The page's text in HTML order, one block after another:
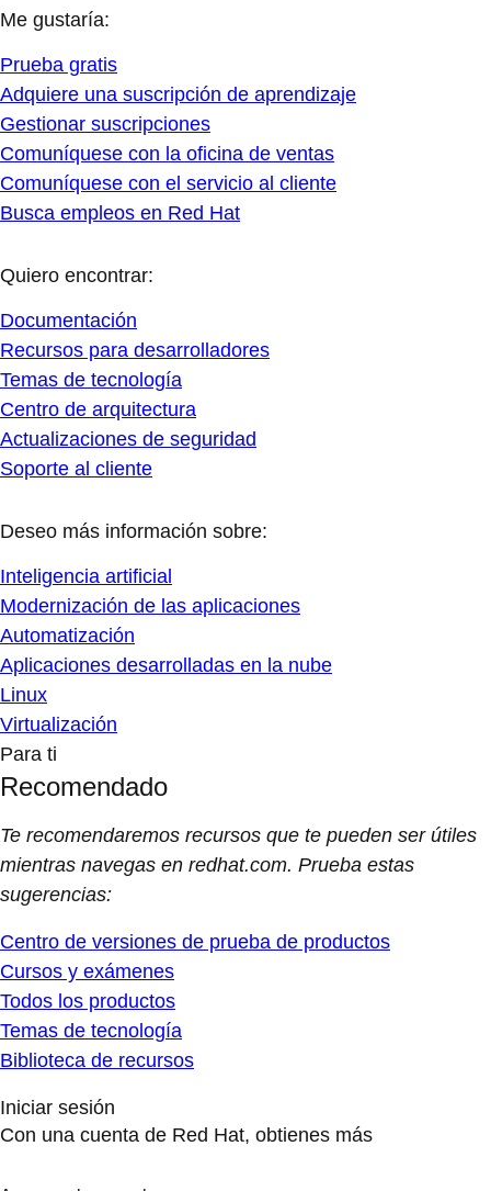
Me gustaría:
Prueba gratis
Adquiere una suscripción de aprendizaje
Gestionar suscripciones
Comuníquese con la oficina de ventas
Comuníquese con el servicio al cliente
Busca empleos en Red Hat
Quiero encontrar:
Documentación
Recursos para desarrolladores
Temas de tecnología
Centro de arquitectura
Actualizaciones de seguridad
Soporte al cliente
Deseo más información sobre:
Inteligencia artificial
Modernización de las aplicaciones
Automatización
Aplicaciones desarrolladas en la nube
Linux
Virtualización
Para ti
Recomendado
Te recomendaremos recursos que te pueden ser útiles
mientras navegas en redhat.com. Prueba estas
sugerencias:
Centro de versiones de prueba de productos
Cursos y exámenes
Todos los productos
Temas de tecnología
Biblioteca de recursos
Iniciar sesión
Con una cuenta de Red Hat, obtienes más